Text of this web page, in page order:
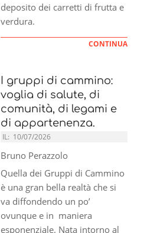
deposito dei carretti di frutta e
verdura.
CONTINUA
I gruppi di cammino:
voglia di salute, di
comunità, di legami e
di appartenenza.
IL: 10/07/2026
Bruno Perazzolo
Quella dei Gruppi di Cammino
è una gran bella realtà che si
va diffondendo un po’
ovunque e in maniera
esponenziale. Nata intorno al